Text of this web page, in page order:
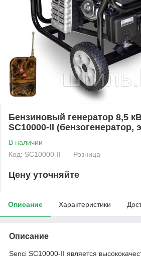
Бензиновый генератор 8,5
SC10000-II (бензогенератор,
В наличии
Код: SC10000-II
Розница
Цену уточняйте
Описание Характеристики
Описание
Senci SC10000-II является